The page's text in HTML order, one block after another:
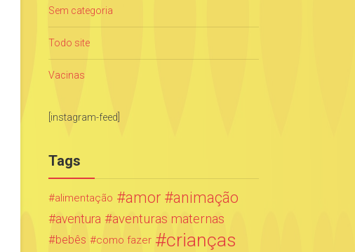
Sem categoria
Todo site
Vacinas
[instagram-feed]
Tags
alimentação amor animação
aventura aventuras maternas
bebês como fazer crianças